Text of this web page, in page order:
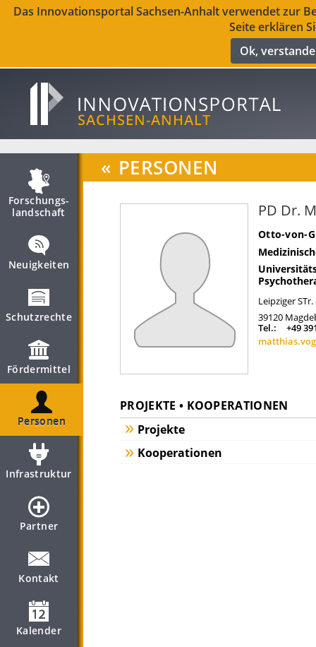
Das Innovationsportal Sachsen-Anhalt verwendet zur
Seite erklären
Ok,
Forschungs­
landschaft
Neuigkeiten
Schutzrechte
Fördermittel
Personen
Infrastruktur
Partner
Kontakt
Kalender
« PERSONEN
PD Dr.
Otto-von-
Leipziger STr.
39120
Tel.:
+49
PROJEKTE • KOOPERATIONEN
Projekte
Kooperationen